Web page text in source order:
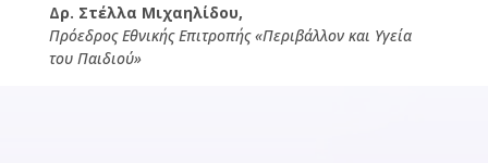
Δρ. Στέλλα Μιχαηλίδου,
Πρόεδρος Εθνικής Επιτροπής «Περιβάλλον και Υγεία
του Παιδιού»